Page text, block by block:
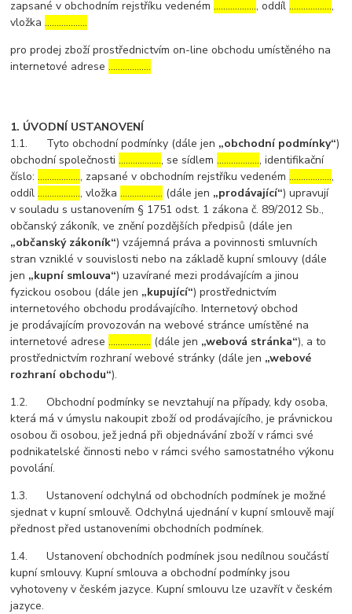
zapsané v obchodním rejstříku vedeném………………, oddíl………………,
vložka………………
pro prodej zboží prostřednictvím on-line obchodu umístěného na
internetové adrese………………
1. ÚVODNÍ USTANOVENÍ
1.1. Tyto obchodní podmínky (dále jen „obchodní podmínky“)
obchodní společnosti………………, se sídlem………………, identifikační
číslo:………………, zapsané v obchodním rejstříku vedeném………………,
oddíl………………, vložka……………… (dále jen „prodávající“) upravují
v souladu s ustanovením § 1751 odst. 1 zákona č. 89/2012 Sb.,
občanský zákoník, ve znění pozdějších předpisů (dále jen
„občanský zákoník“) vzájemná práva a povinnosti smluvních
stran vzniklé v souvislosti nebo na základě kupní smlouvy (dále
jen „kupní smlouva“) uzavírané mezi prodávajícím a jinou
fyzickou osobou (dále jen „kupující“) prostřednictvím
internetového obchodu prodávajícího. Internetový obchod
je prodávajícím provozován na webové stránce umístěné na
internetové adrese……………… (dále jen „webová stránka“), a to
prostřednictvím rozhraní webové stránky (dále jen „webové
rozhraní obchodu“).
1.2. Obchodní podmínky se nevztahují na případy, kdy osoba,
která má v úmyslu nakoupit zboží od prodávajícího, je právnickou
osobou či osobou, jež jedná při objednávání zboží v rámci své
podnikatelské činnosti nebo v rámci svého samostatného výkonu
povolání.
1.3. Ustanovení odchylná od obchodních podmínek je možné
sjednat v kupní smlouvě. Odchylná ujednání v kupní smlouvě mají
přednost před ustanoveními obchodních podmínek.
1.4. Ustanovení obchodních podmínek jsou nedílnou součástí
kupní smlouvy. Kupní smlouva a obchodní podmínky jsou
vyhotoveny v českém jazyce. Kupní smlouvu lze uzavřít v českém
jazyce.